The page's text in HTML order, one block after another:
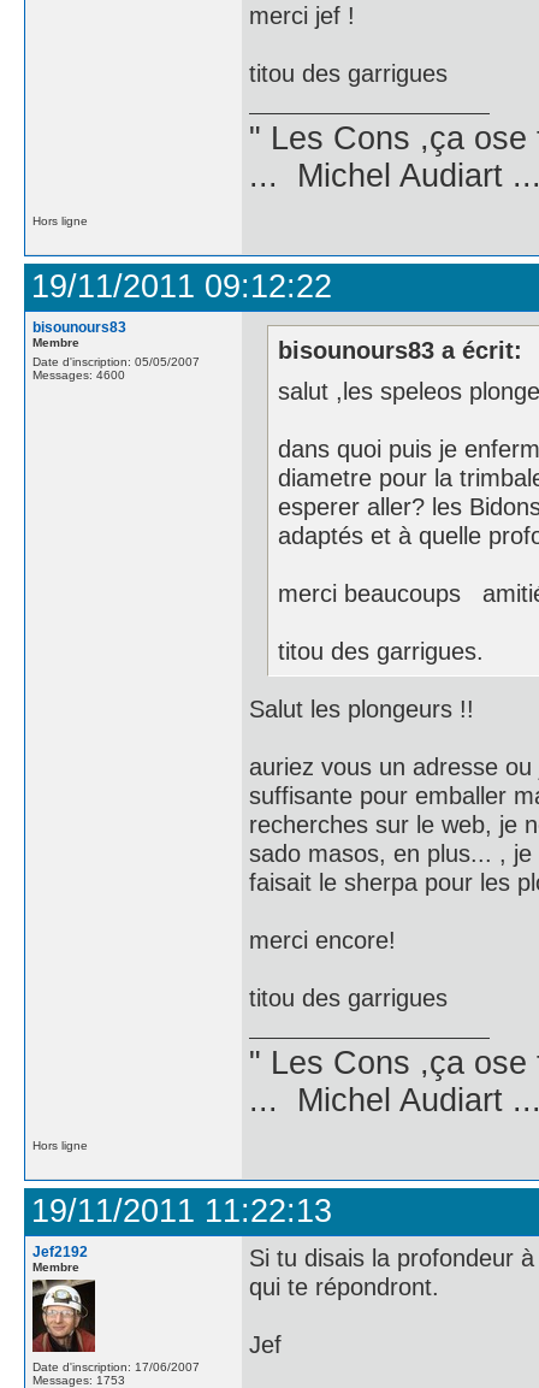
merci jef !
titou des garrigues
" Les Cons ,ça
... Michel Audiart
Hors ligne
19/11/2011 09:12:22
bisounours83
Membre
Date d'inscription: 05/05/2007
Messages: 4600
bisounours83 a écrit:
salut ,les speleos
dans quoi puis je
diametre pour la
esperer aller? les
adaptés et à quelle
merci beaucoups
titou des garrigues.
Salut les plongeurs !!
auriez vous un adresse
suffisante pour emballer
recherches sur le web, je
sado masos, en plus... ,
faisait le sherpa pour les
merci encore!
titou des garrigues
" Les Cons ,ça
... Michel Audiart
Hors ligne
19/11/2011 11:22:13
Jef2192
Membre
Date d'inscription: 17/06/2007
Messages: 1753
Si tu disais la profondeur
qui te répondront.
Jef